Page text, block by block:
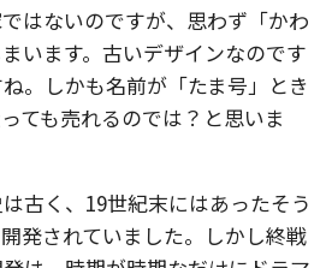
はないのですが、思わず「かわ
います。古いデザインなのです
。しかも名前が「たま号」とき
ても売れるのでは？と思いま
古く、19世紀末にはあったそう
発されていました。しかし終戦